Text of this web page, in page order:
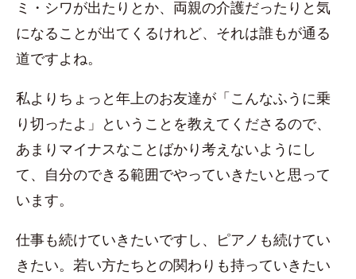
ミ・シワが出たりとか、両親の介護だったりと気
になることが出てくるけれど、それは誰もが通る
道ですよね。
私よりちょっと年上のお友達が「こんなふうに乗
り切ったよ」ということを教えてくださるので、
あまりマイナスなことばかり考えないようにし
て、自分のできる範囲でやっていきたいと思って
います。
仕事も続けていきたいですし、ピアノも続けてい
きたい。若い方たちとの関わりも持っていきたい